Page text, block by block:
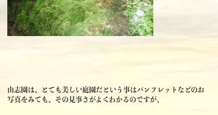
由志園は、とても美しい庭園だという事はパンフレットなどのお
写真をみても、その見事さがよくわかるのですが、